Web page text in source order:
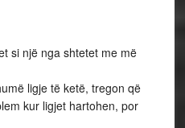
si një nga shtetet me më
ligje të ketë, tregon që
kur ligjet hartohen, por